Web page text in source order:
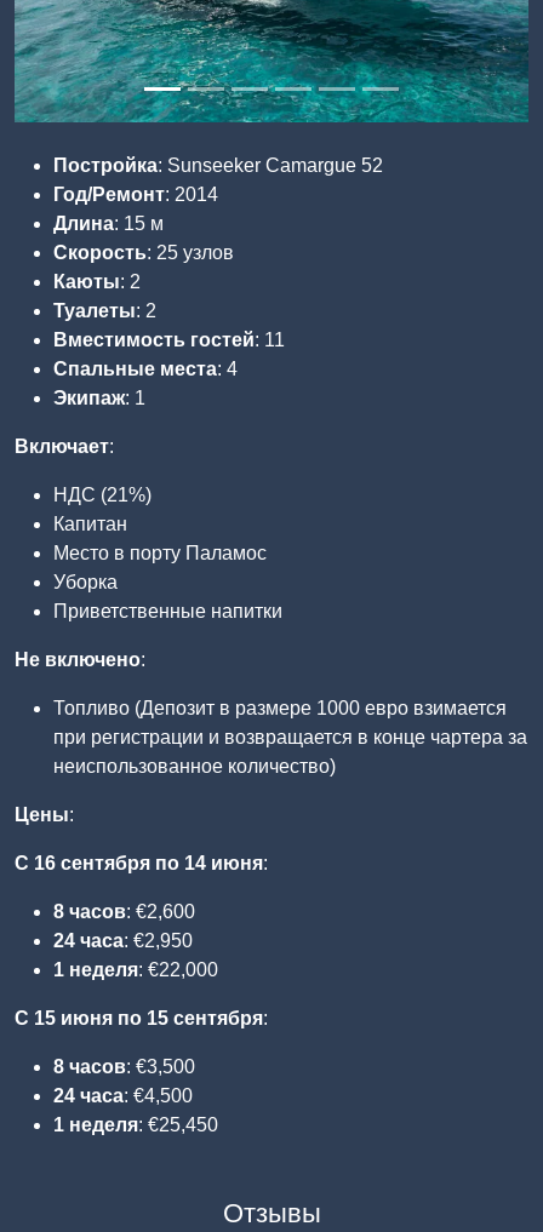
Постройка: Sunseeker Camargue 52
Год/Ремонт: 2014
Длина: 15 м
Скорость: 25 узлов
Каюты: 2
Туалеты: 2
Вместимость гостей: 11
Спальные места: 4
Экипаж: 1
Включает:
НДС (21%)
Капитан
Место в порту Паламос
Уборка
Приветственные напитки
Не включено:
Топливо (Депозит в размере 1000 евро взимается
при регистрации и возвращается в конце чартера за
неиспользованное количество)
Цены:
С 16 сентября по 14 июня:
8 часов: €2,600
24 часа: €2,950
1 неделя: €22,000
С 15 июня по 15 сентября:
8 часов: €3,500
24 часа: €4,500
1 неделя: €25,450
Отзывы